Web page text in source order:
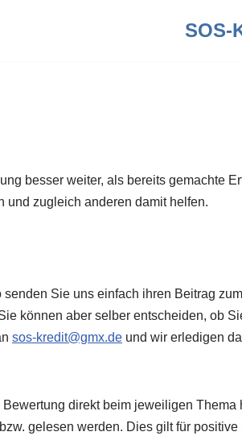
SOS-
besser weiter, als bereits gemachte
und zugleich anderen damit helfen.
Sie uns einfach ihren Beitrag
können aber selber entscheiden, ob
sos-kredit@gmx.de und wir erledigen
direkt beim jeweiligen Thema
gelesen werden. Dies gilt für